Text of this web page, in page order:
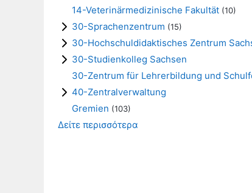
14-Veterinärmedizinische Fakultät (10)
30-Sprachenzentrum (15)
30-Hochschuldidaktisches Zentrum
30-Studienkolleg Sachsen
30-Zentrum für Lehrerbildung und
40-Zentralverwaltung
Gremien (103)
Δείτε περισσότερα